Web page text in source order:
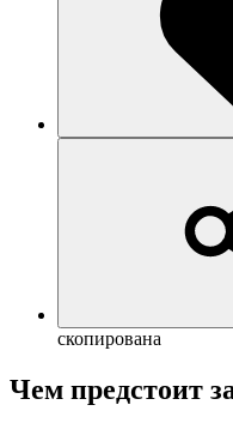
скопирована
Чем предстоит